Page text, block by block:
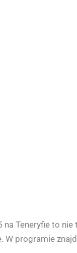
na Teneryfie to nie
W programie